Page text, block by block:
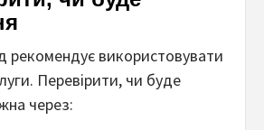
рекомендує використовувати
Перевірити, чи буде
через: